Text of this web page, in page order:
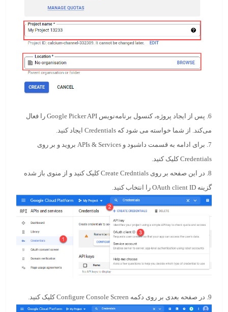
6. پس از ایجاد پروژه، کنسول برنامه‌نویس Google Picker API را فعال
می‌کند. از شما خواسته می شود که Credentials ایجاد کنید.
7. برای ادامه به قسمت داشبود و APIs & Services بروید و بر روی
Credentialsکلیک کنید.
8. در این صفحه بر روی
Create Credntials کلیک کنید و از منوی باز شده
گزینه OAuth client ID را انتخاب کنید.
9. در صفحه بعدی بر روی دکمه Configure Console Screen کلیک کنید.